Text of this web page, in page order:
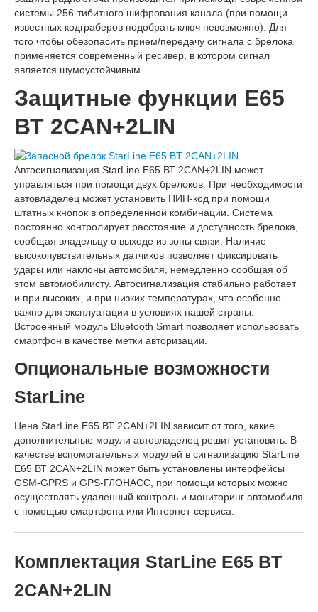
системы 256-тибитного шифрования канала (при помощи
известных кодграберов подобрать ключ невозможно). Для
того чтобы обезопасить прием/передачу сигнала с брелока
применяется современный ресивер, в котором сигнал
является шумоустойчивым.
Защитные функции E65
ВТ 2CAN+2LIN
Автосигнализация StarLine E65 ВТ 2CAN+2LIN может
управляться при помощи двух брелоков. При необходимости
автовладелец может установить ПИН-код при помощи
штатных кнопок в определенной комбинации. Система
постоянно контролирует расстояние и доступность брелока,
сообщая владельцу о выходе из зоны связи. Наличие
высокочувствительных датчиков позволяет фиксировать
удары или наклоны автомобиля, немедленно сообщая об
этом автомобилисту. Автосигнализация стабильно работает
и при высоких, и при низких температурах, что особенно
важно для эксплуатации в условиях нашей страны.
Встроенный модуль Bluetooth Smart позволяет использовать
смартфон в качестве метки авторизации.
Опциональные возможности
StarLine
Цена StarLine E65 ВТ 2CAN+2LIN зависит от того, какие
дополнительные модули автовладелец решит установить. В
качестве вспомогательных модулей в сигнализацию StarLine
E65 ВТ 2CAN+2LIN может быть установлены интерфейсы
GSM-GPRS и GPS-ГЛОНАСС, при помощи которых можно
осуществлять удаленный контроль и мониторинг автомобиля
с помощью смартфона или Интернет-сервиса.
Комплектация StarLine E65 BT
2CAN+2LIN